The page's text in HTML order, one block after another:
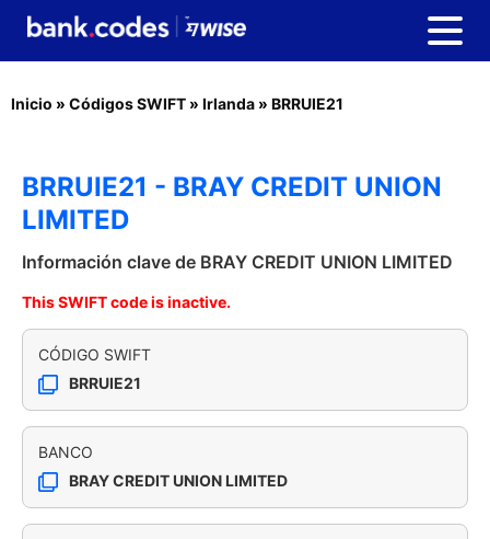
Inicio » Códigos SWIFT » Irlanda » BRRUIE21
BRRUIE21 - BRAY CREDIT UNION
LIMITED
Información clave de BRAY CREDIT UNION LIMITED
This SWIFT code is inactive.
CÓDIGO SWIFT
BRRUIE21
BANCO
BRAY CREDIT UNION LIMITED